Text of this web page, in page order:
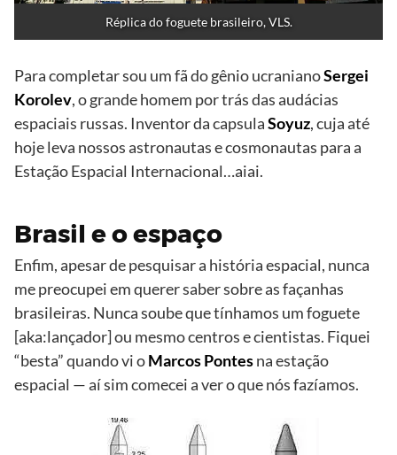
Réplica do foguete brasileiro, VLS.
Para completar sou um fã do gênio ucranianoSergei
Korolev, o grande homem por trás das audácias
espaciais russas. Inventor da capsulaSoyuz, cuja até
hoje leva nossos astronautas e cosmonautas para a
Estação Espacial Internacional…aiai.
Brasil e o espaço
Enfim, apesar de pesquisar a história espacial, nunca
me preocupei em querer saber sobre as façanhas
brasileiras. Nunca soube que tínhamos um foguete
[aka:lançador] ou mesmo centros e cientistas. Fiquei
“besta” quando vi oMarcos Pontesna estação
espacial — aí sim comecei a ver o que nós fazíamos.